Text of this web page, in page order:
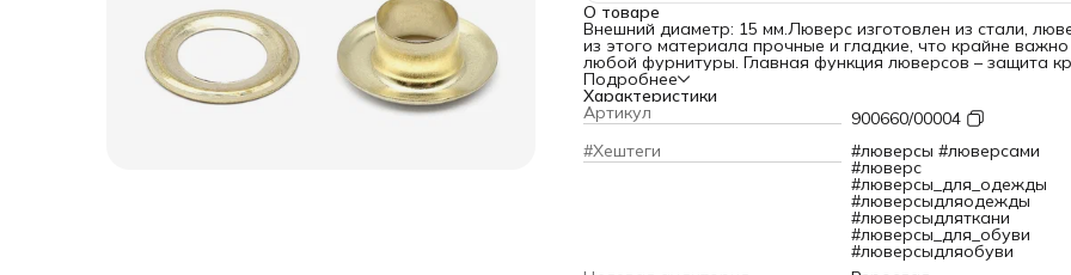
О товаре
Внешний диаметр: 15 мм.Люверс изготовлен из стали,
из этого материала прочные и гладкие, что крайне
любой фурнитуры. Главная функция люверсов – защита
отверстий в шнуровке. Использовать их можно для
одежды, обуви. Широко применяются при изготовлении
браслетов, бумажных пакетов, в скрапбукинге, а также для
шитья туристического снаряжения (палаток, чехлов,
рюкзаков). С помощью стальных люверсов вы сделаете
аккуратную и надежную шнуровку. Количество цветов в
ассортименте вас приятно удивит. Благодаря данному
ваша любимая вещь или поделка прослужит дольше!
Представлен в оптовой фасовке по 100 шт.
Подробнее
Характеристики
Артикул
900660/00004
#Хештеги
#люверсы #люверсами
#люверс
#люверсы_для_одежды
#люверсыдляодежды
#люверсыдляткани
#люверсы_для_обуви
#люверсыдляобуви